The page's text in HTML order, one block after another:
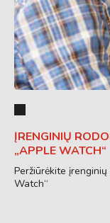
ĮRENGINIŲ
„APPLE WATCH“
Peržiūrėkite
Watch“